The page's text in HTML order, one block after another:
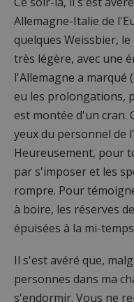
Allemagne-Italie de
quelques Weissbier,
très légère, avec une
l'Allemagne a marqué
eu les prolongations,
est montée d'un cran.
yeux du personnel de
Heureusement, pour
par s'imposer et les
rompre. Pour
à boire, les réserves
épuisées à la mi-
Il s'est avéré que,
personnes dans ma
s'endormir. Vous ne